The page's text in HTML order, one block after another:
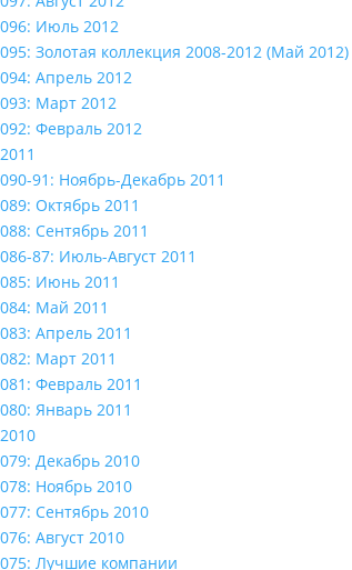
096: Июль 2012
095: Золотая коллекция 2008-2012 (Май 2012)
094: Апрель 2012
093: Март 2012
092: Февраль 2012
2011
090-91: Ноябрь-Декабрь 2011
089: Октябрь 2011
088: Сентябрь 2011
086-87: Июль-Август 2011
085: Июнь 2011
084: Май 2011
083: Апрель 2011
082: Март 2011
081: Февраль 2011
080: Январь 2011
2010
079: Декабрь 2010
078: Ноябрь 2010
077: Сентябрь 2010
076: Август 2010
075: Лучшие компании